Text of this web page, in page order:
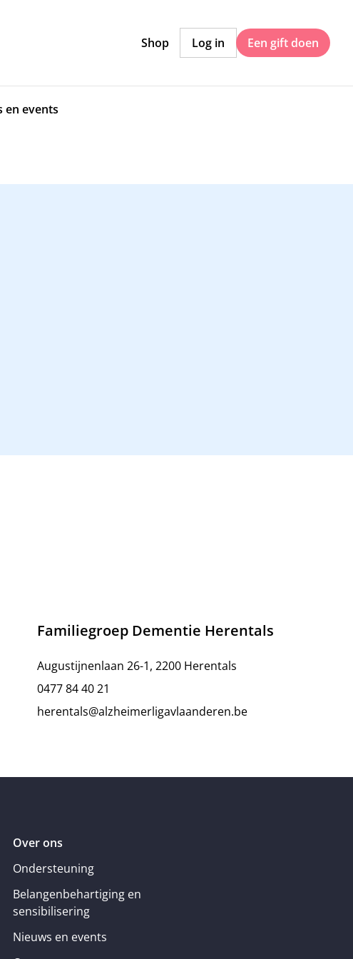
Shop Log in Een gift doen
en events
Familiegroep Dementie Herentals
Augustijnenlaan 26-1, 2200 Herentals
0477 84 40 21
herentals@alzheimerligavlaanderen.be
Over ons
Ondersteuning
Belangenbehartiging en
sensibilisering
Nieuws en events